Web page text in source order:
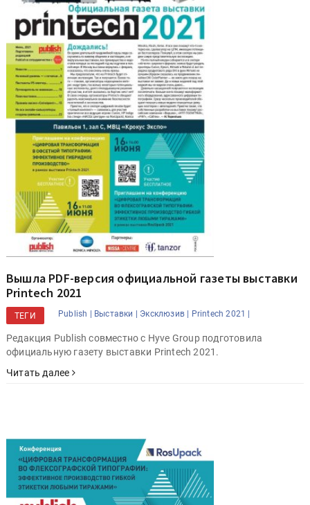
Вышла PDF-версия официальной газеты выставки
Printech 2021
ТЕГИ Publish | Выставки | Эксклюзив | Printech 2021 |
Редакция Publish совместно с Hyve Group подготовила
официальную газету выставки Printech 2021.
Читать далее